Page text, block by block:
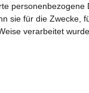
personenbezogene
sie für die Zwecke,
verarbeitet